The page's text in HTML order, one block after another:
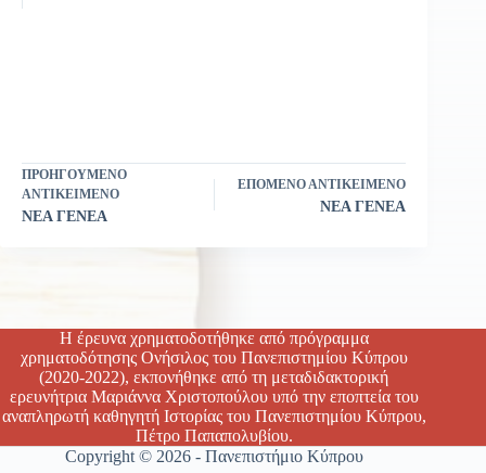
ΠΡΟΗΓΟΎΜΕΝΟ
ΑΝΤΙΚΕΊΜΕΝΟ
ΝΕΑ ΓΕΝΕΑ
ΕΠΌΜΕΝΟ ΑΝΤΙΚΕΊΜΕΝΟ
ΝΕΑ ΓΕΝΕΑ
Η έρευνα χρηματοδοτήθηκε από πρόγραμμα
χρηματοδότησης Ονήσιλος του Πανεπιστημίου Κύπρου
(2020-2022), εκπονήθηκε από τη μεταδιδακτορική
ερευνήτρια Μαριάννα Χριστοπούλου υπό την εποπτεία του
αναπληρωτή καθηγητή Ιστορίας του Πανεπιστημίου Κύπρου,
Πέτρο Παπαπολυβίου.
Copyright © 2026 - Πανεπιστήμιο Κύπρου